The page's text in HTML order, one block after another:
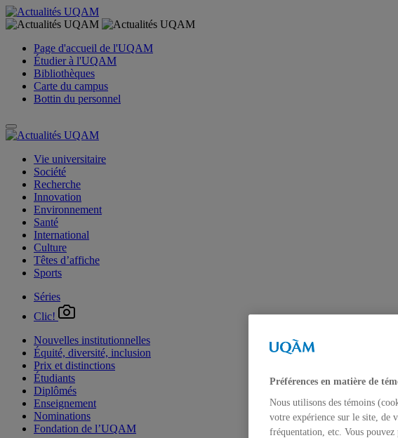
Page d'accueil de l'UQAM
Étudier à l'UQAM
Bibliothèques
Carte du campus
Bottin du personnel
Vie universitaire
Société
Recherche
Innovation
Environnement
Santé
International
Culture
Têtes d’affiche
Sports
Séries
Clic!
Nouvelles institutionnelles
Équité, diversité, inclusion
Prix et distinctions
Étudiants
Diplômés
Enseignement
Nominations
Fondation de l’UQAM
Préférences en matière de
Nous utilisons des témoins
votre expérience sur le site, de
fréquentation, etc. Vous pouvez